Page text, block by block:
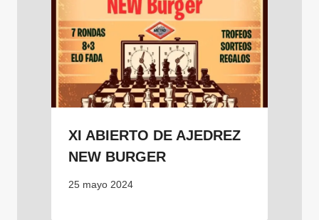
XI ABIERTO DE AJEDREZ
NEW BURGER
25 mayo 2024